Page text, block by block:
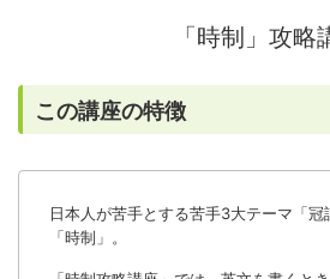
「時制」攻略
この講座の特徴
日本人が苦手とする苦手3大テーマ「
「時制」。